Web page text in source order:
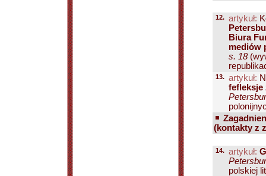
12. artykuł:
Biura
mediów
s. 18
13. artykuł:
fefleksje
(kontakty z
14. artykuł:
polskiej